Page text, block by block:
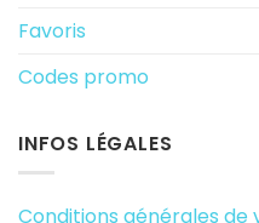
Favoris
Codes promo
INFOS LÉGALES
Conditions générales de